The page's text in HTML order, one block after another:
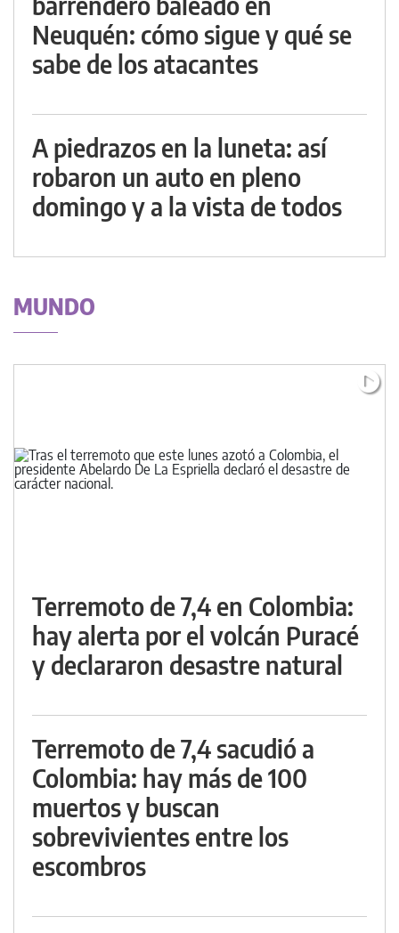
Neuquén: cómo sigue y qué se
sabe de los atacantes
A piedrazos en la luneta: así
robaron un auto en pleno
domingo y a la vista de todos
MUNDO
Terremoto de 7,4 en Colombia:
hay alerta por el volcán Puracé
y declararon desastre natural
Terremoto de 7,4 sacudió a
Colombia: hay más de 100
muertos y buscan
sobrevivientes entre los
escombros